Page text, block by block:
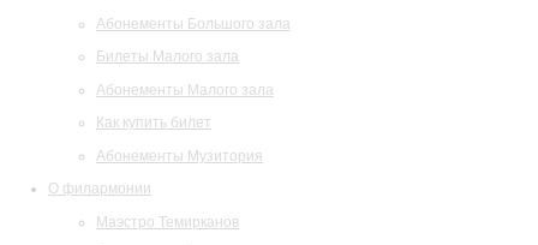
Абонементы Большого зала
Билеты Малого зала
Абонементы Малого зала
Как купить билет
Абонементы Музитория
О филармонии
Маэстро Темирканов